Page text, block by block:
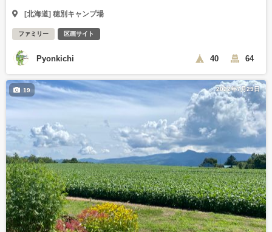
[北海道] 穂別キャンプ場
ファミリー 区画サイト
Pyonkichi 40 64
2022年7月29日
19